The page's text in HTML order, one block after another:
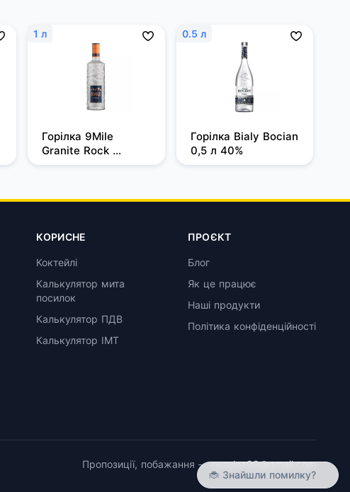
1 л
Горілка 9Mile
Granite Rock
Filtered 1 л, 37,5%
0.5 л
Горілка Bialy Bocian
0,5 л 40%
🐞 Знайшли помилку?
КОРИСНЕ
Коктейлі
Калькулятор мита
посилок
Калькулятор ПДВ
Калькулятор ІМТ
ПРОЄКТ
Блог
Як це працює
Наші продукти
Політика конфіденційності
Пропозиції, побажання —guruloz99@gmail.com